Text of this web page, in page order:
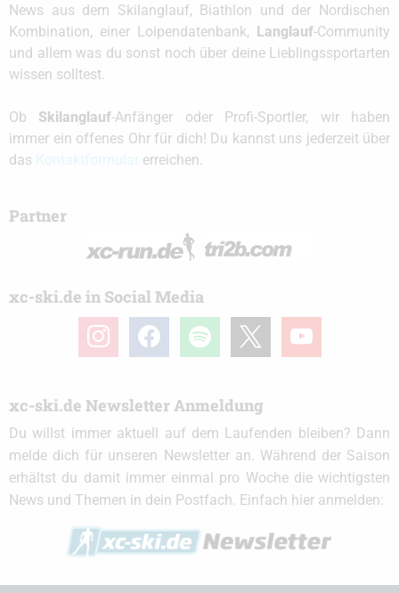
News aus dem Skilanglauf, Biathlon und der Nordischen
Kombination, einer Loipendatenbank, Langlauf-Community
und allem was du sonst noch über deine Lieblingssportarten
wissen solltest.
Ob Skilanglauf-Anfänger oder Profi-Sportler, wir haben
immer ein offenes Ohr für dich! Du kannst uns jederzeit über
das
erreichen.
Partner
xc-ski.de in Social Media
instagramfacebook spotify youtube
xc-ski.de Newsletter Anmeldung
Du willst immer aktuell auf dem Laufenden bleiben? Dann
melde dich für unseren Newsletter an. Während der Saison
erhältst du damit immer einmal pro Woche die wichtigsten
News und Themen in dein Postfach. Einfach hier anmelden: